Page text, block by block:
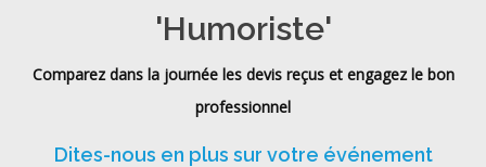
'Humoriste'
Comparez dans la journée les devis reçus et engagez le bon
professionnel
Dites-nous en plus sur votre événement